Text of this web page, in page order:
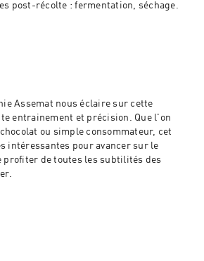
post-récolte : fermentation, séchage.
Assemat nous éclaire sur cette
entrainement et précision. Que l'on
ou simple consommateur, cet
intéressantes pour avancer sur le
profiter de toutes les subtilités des